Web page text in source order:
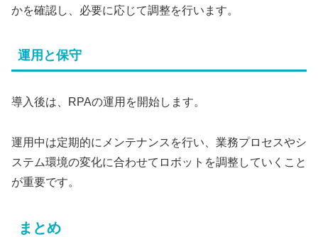
かを確認し、必要に応じて調整を行います。
運用と保守
導入後は、RPAの運用を開始します。
運用中は定期的にメンテナンスを行い、業務プロセスやシ
ステム環境の変化に合わせてロボットを調整していくこと
が重要です。
まとめ